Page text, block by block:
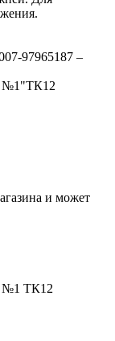
97965187 –
№1"ТК12
и может
№1 ТК12